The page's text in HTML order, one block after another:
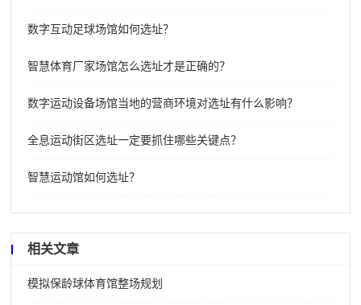
数字互动足球场馆如何选址？
智慧体育厂家场馆怎么选址才是正确的？
数字运动设备场馆当地的营商环境对选址有什么影响？
全息运动街区选址一定要抓住哪些关键点？
智慧运动馆如何选址？
相关文章
模拟保龄球体育馆整场规划